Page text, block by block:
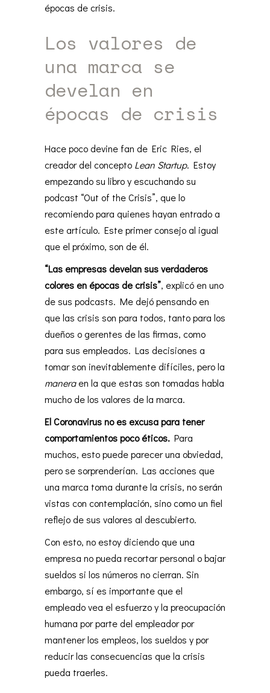
épocas de crisis.
Los valores de
una marca se
develan en
épocas de crisis
Hace poco devine fan de Eric Ries, el
creador del concepto Lean Startup. Estoy
empezando su libro y escuchando su
podcast “Out of the Crisis”, que lo
recomiendo para quienes hayan entrado a
este artículo. Este primer consejo al igual
que el próximo, son de él.
“Las empresas develan sus verdaderos
colores en épocas de crisis”, explicó en uno
de sus podcasts. Me dejó pensando en
que las crisis son para todos, tanto para los
dueños o gerentes de las firmas, como
para sus empleados. Las decisiones a
tomar son inevitablemente difíciles, pero la
maneraen la que estas son tomadas habla
mucho de los valores de la marca.
El Coronavirus no es excusa para tener
comportamientos poco éticos. Para
muchos, esto puede parecer una obviedad,
pero se sorprenderían. Las acciones que
una marca toma durante la crisis, no serán
vistas con contemplación, sino como un fiel
reflejo de sus valores al descubierto.
Con esto, no estoy diciendo que una
empresa no pueda recortar personal o bajar
sueldos si los números no cierran. Sin
embargo, sí es importante que el
empleado vea el esfuerzo y la preocupación
humana por parte del empleador por
mantener los empleos, los sueldos y por
reducir las consecuencias que la crisis
pueda traerles.